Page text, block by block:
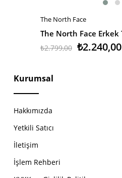
SEPETE EKLE
The North Face
₺2.240,00
₺2.799,00
Kurumsal
Hakkımızda
Yetkili Satıcı
İletişim
İşlem Rehberi